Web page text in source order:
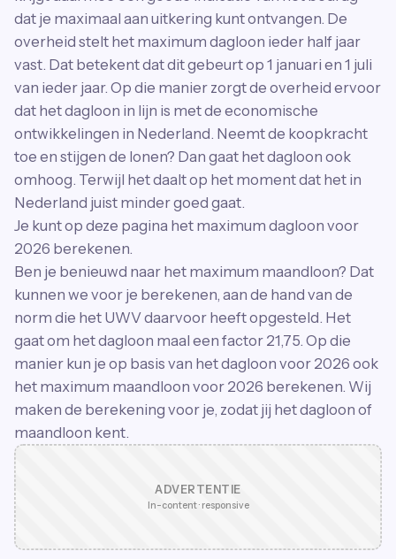
dat je maximaal aan uitkering kunt ontvangen. De
overheid stelt het maximum dagloon ieder half jaar
vast. Dat betekent dat dit gebeurt op 1 januari en 1 juli
van ieder jaar. Op die manier zorgt de overheid ervoor
dat het dagloon in lijn is met de economische
ontwikkelingen in Nederland. Neemt de koopkracht
toe en stijgen de lonen? Dan gaat het dagloon ook
omhoog. Terwijl het daalt op het moment dat het in
Nederland juist minder goed gaat.
Je kunt op deze pagina het maximum dagloon voor
2026 berekenen.
Ben je benieuwd naar het maximum maandloon? Dat
kunnen we voor je berekenen, aan de hand van de
norm die het UWV daarvoor heeft opgesteld. Het
gaat om het dagloon maal een factor 21,75. Op die
manier kun je op basis van het dagloon voor 2026 ook
het maximum maandloon voor 2026 berekenen. Wij
maken de berekening voor je, zodat jij het dagloon of
maandloon kent.
ADVERTENTIE
In-content · responsive